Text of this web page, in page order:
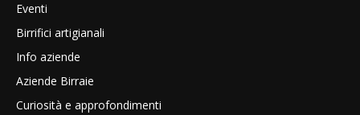
Eventi
Birrifici artigianali
Info aziende
Aziende Birraie
Curiosità e approfondimenti